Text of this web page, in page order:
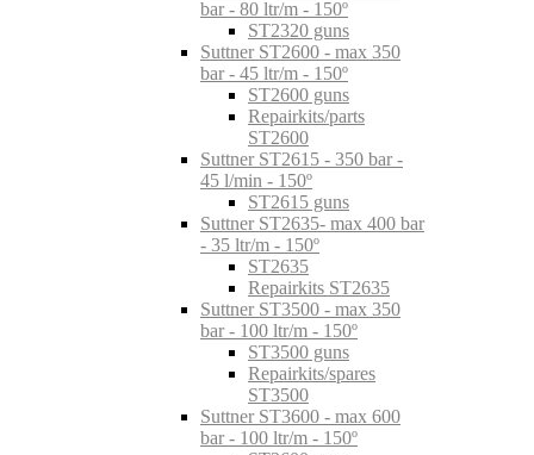
bar - 80 ltr/m - 150º
ST2320 guns
Suttner ST2600 - max 350
bar - 45 ltr/m - 150º
ST2600 guns
Repairkits/parts
ST2600
Suttner ST2615 - 350 bar -
45 l/min - 150º
ST2615 guns
Suttner ST2635- max 400 bar
- 35 ltr/m - 150º
ST2635
Repairkits ST2635
Suttner ST3500 - max 350
bar - 100 ltr/m - 150º
ST3500 guns
Repairkits/spares
ST3500
Suttner ST3600 - max 600
bar - 100 ltr/m - 150º